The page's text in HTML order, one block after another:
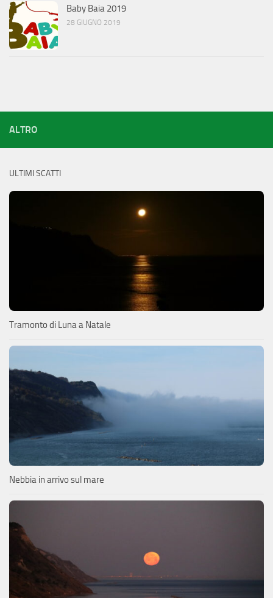
Baby Baia 2019
28 GIUGNO 2019
ALTRO
ULTIMI SCATTI
Tramonto di Luna a Natale
Nebbia in arrivo sul mare